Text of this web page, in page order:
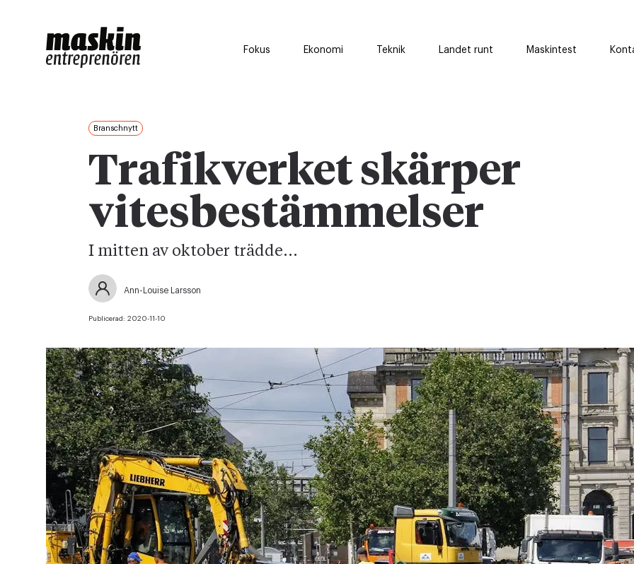
Fokus Ekonomi Teknik Landet runt Maskintest
Branschnytt
Trafikverket skärper
vitesbestämmelser
I mitten av oktober trädde...
Ann-Louise Larsson
Publicerad: 2020-11-10